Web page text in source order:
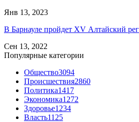
Янв 13, 2023
В Барнауле пройдет XV Алтайский
Сен 13, 2022
Популярные категории
Общество3094
Происшествия2860
Политика1417
Экономика1272
Здоровье1234
Власть1125